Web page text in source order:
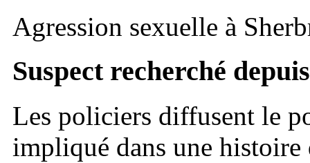
Agression sexuelle à
Suspect recherché
Les policiers diffusent le
impliqué dans une histoire